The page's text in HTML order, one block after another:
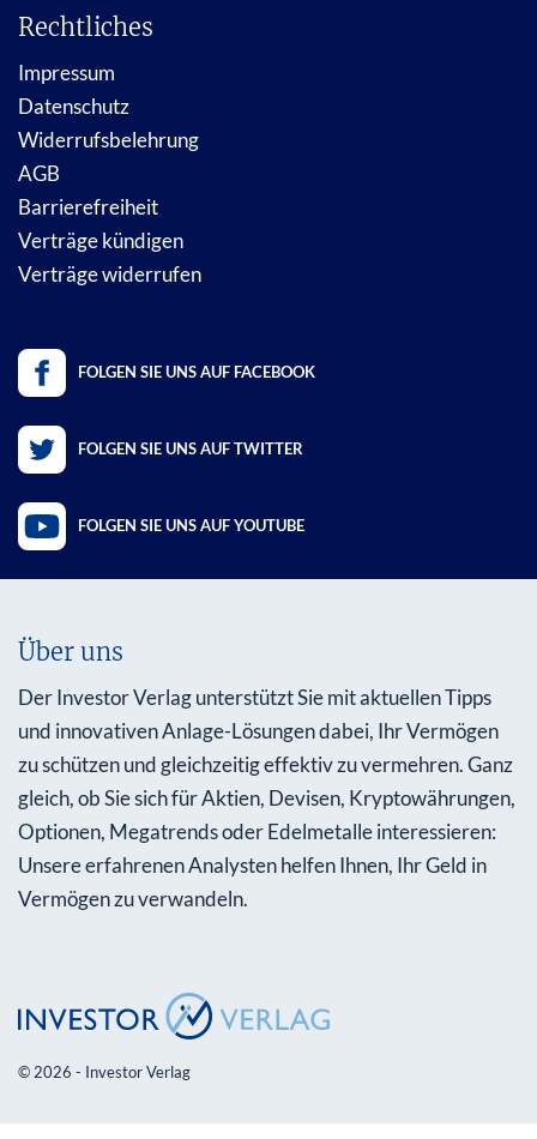
Rechtliches
Impressum
Datenschutz
Widerrufsbelehrung
AGB
Barrierefreiheit
Verträge kündigen
Verträge widerrufen
FOLGEN SIE UNS AUF FACEBOOK
FOLGEN SIE UNS AUF TWITTER
FOLGEN SIE UNS AUF YOUTUBE
Über uns
Der Investor Verlag unterstützt Sie mit aktuellen Tipps
und innovativen Anlage-Lösungen dabei, Ihr Vermögen
zu schützen und gleichzeitig effektiv zu vermehren. Ganz
gleich, ob Sie sich für Aktien, Devisen, Kryptowährungen,
Optionen, Megatrends oder Edelmetalle interessieren:
Unsere erfahrenen Analysten helfen Ihnen, Ihr Geld in
Vermögen zu verwandeln.
© 2026 - Investor Verlag